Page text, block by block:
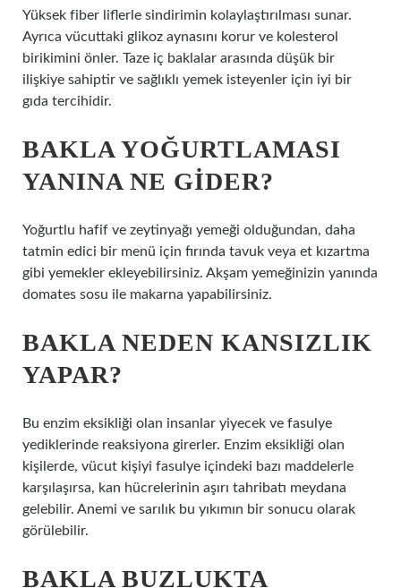
Yüksek fiber liflerle sindirimin kolaylaştırılması sunar.
Ayrıca vücuttaki glikoz aynasını korur ve kolesterol
birikimini önler. Taze iç baklalar arasında düşük bir
ilişkiye sahiptir ve sağlıklı yemek isteyenler için iyi bir
gıda tercihidir.
BAKLA YOĞURTLAMASI
YANINA NE GIDER?
Yoğurtlu hafif ve zeytinyağı yemeği olduğundan, daha
tatmin edici bir menü için fırında tavuk veya et kızartma
gibi yemekler ekleyebilirsiniz. Akşam yemeğinizin yanında
domates sosu ile makarna yapabilirsiniz.
BAKLA NEDEN KANSIZLIK
YAPAR?
Bu enzim eksikliği olan insanlar yiyecek ve fasulye
yediklerinde reaksiyona girerler. Enzim eksikliği olan
kişilerde, vücut kişiyi fasulye içindeki bazı maddelerle
karşılaşırsa, kan hücrelerinin aşırı tahribatı meydana
gelebilir. Anemi ve sarılık bu yıkımın bir sonucu olarak
görülebilir.
BAKLA BUZLUKTA